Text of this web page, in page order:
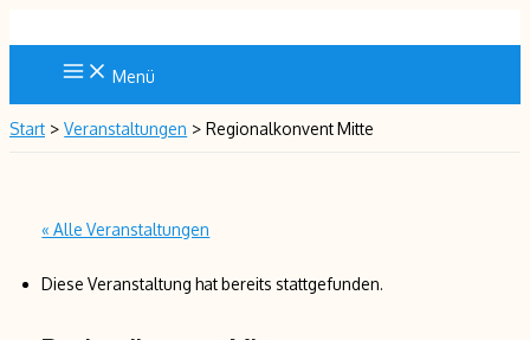
Inhalt
springen
Menü
Start Veranstaltungen Regionalkonvent Mitte
« Alle Veranstaltungen
Diese Veranstaltung hat bereits stattgefunden.